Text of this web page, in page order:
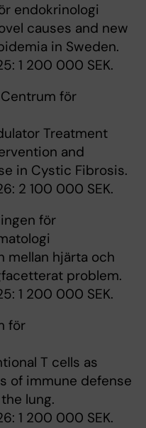
endokrinologi
causes and new
in Sweden.
1 200 000 SEK.
för
Treatment
and
in Cystic Fibrosis.
2 100 000 SEK.
för
mellan hjärta och
problem.
1 200 000 SEK.
för
T cells as
of immune defense
lung.
1 200 000 SEK.